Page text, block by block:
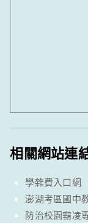
相關網站連
學雜費入口網
澎湖考區國中
防治校園霸凌